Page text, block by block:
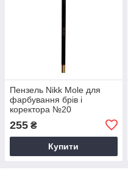
Пензель Nikk Mole для
фарбування брів і
коректора №20
255 ₴
Купити